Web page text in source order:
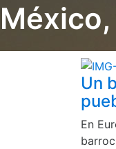
Un
En